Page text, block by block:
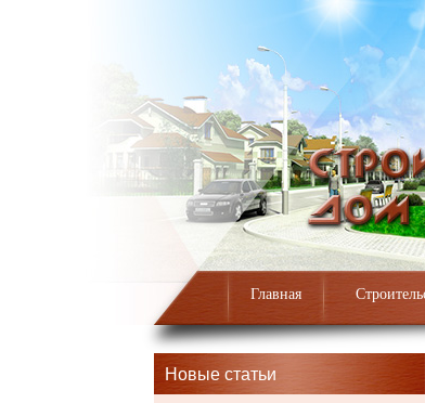
Главная
Новые статьи